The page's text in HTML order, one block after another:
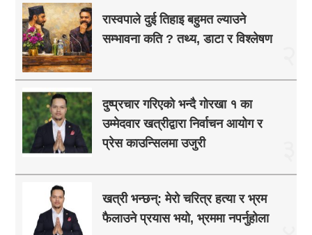
रास्वपाले दुई तिहाइ बहुमत ल्याउने
सम्भावना कति ? तथ्य, डाटा र विश्लेषण
दुष्प्रचार गरिएको भन्दै गोरखा १ का
उम्मेदवार खत्रीद्वारा निर्वाचन आयोग र
प्रेस काउन्सिलमा उजुरी
खत्री भन्छन्: मेरो चरित्र हत्या र भ्रम
फैलाउने प्रयास भयो, भ्रममा नपर्नुहोला